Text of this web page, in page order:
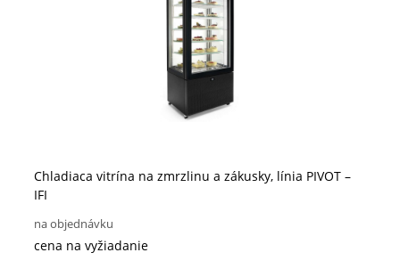
Chladiaca vitrína na zmrzlinu a zákusky, línia PIVOT –
IFI
na objednávku
cena na vyžiadanie